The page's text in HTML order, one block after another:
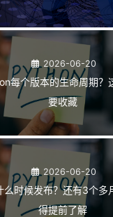
2026-06-20
每个版本的生命周期？
要收藏
2026-06-20
时候发布？还有3个多
得提前了解